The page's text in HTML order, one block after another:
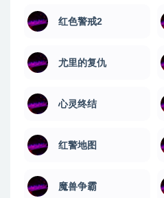
红色警戒2
尤里的复仇
心灵终结
红警地图
魔兽争霸